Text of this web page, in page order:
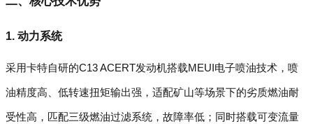
1. 动力系统
采用卡特自研的C13 ACERT发动机搭载MEUI电子喷油技术，喷
油精度高、低转速扭矩输出强，适配矿山等场景下的劣质燃油耐
受性高，匹配三级燃油过滤系统，故障率低；同时搭载可变流量